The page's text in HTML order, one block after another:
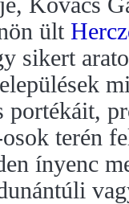
ült
sikert
portékáit,
terén
ínyenc